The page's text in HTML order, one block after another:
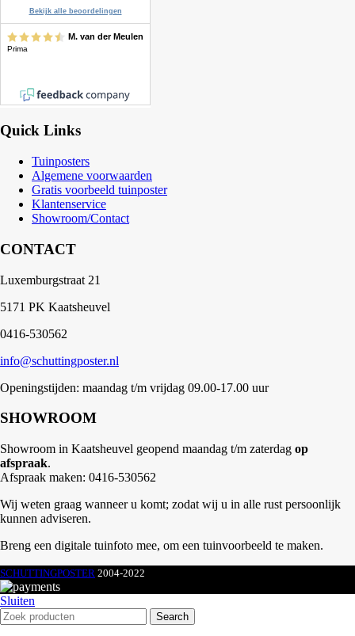
Quick Links
Tuinposters
Algemene voorwaarden
Gratis voorbeeld tuinposter
Klantenservice
Showroom/Contact
CONTACT
Luxemburgstraat 21
5171 PK Kaatsheuvel
0416-530562
info@schuttingposter.nl
Openingstijden: maandag t/m vrijdag 09.00-17.00 uur
SHOWROOM
Showroom in Kaatsheuvel geopend maandag t/m zaterdag op
afspraak.
Afspraak maken: 0416-530562
Wij weten graag wanneer u komt; zodat wij u in alle rust persoonlijk
kunnen adviseren.
Breng een digitale tuinfoto mee, om een tuinvoorbeeld te maken.
SCHUTTINGPOSTER 2004-2022
Sluiten
Search